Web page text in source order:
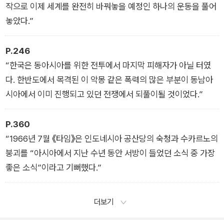
작으로 이제 세계를 완전히 바꿔놓을 예정인 하나의 운동을 풀어
놓았다.”
P.246
“한국은 동아시아를 위한 전투에서 마지막 피해자가 아닐 터였
다. 한반도에서 목격된 이 악몽 같은 폭력의 많은 부분이 동남아
시아에서 이미 진행되고 있던 전쟁에서 되풀이될 것이었다.”
P.360
“1966년 7월 《타임》은 인도네시아 공산당의 숙청과 수카르노의
붕괴를 “아시아에서 지난 수년 동안 서방이 들었던 소식 중 가장
좋은 소식”이라고 기뻐했다.”
더보기